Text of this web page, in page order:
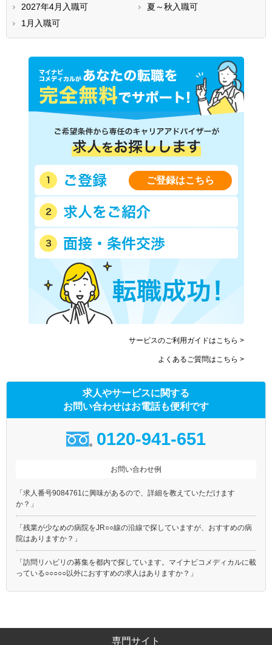
2027年4月入職可
夏～秋入職可
1月入職可
ご登録はこちら
サービスのご利用ガイドはこちら >
よくあるご質問はこちら >
求人やサービスに関する
お問い合わせはお電話も便利です
0120-941-651
お問い合わせ例
「求人番号9084761に興味があるので、詳細を教えていただけます
か？」
「残業が少なめの病院をJR○○線の沿線で探していますが、おすすめの病
院はありますか？」
「訪問リハビリの募集を都内で探しています。マイナビコメディカルに載
っている○○○○○以外におすすめの求人はありますか？」
専門サイト